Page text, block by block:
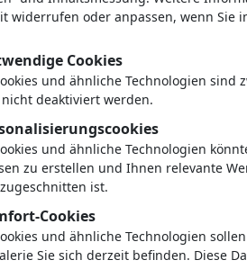
FASCHISTISCHE
SCHWEINE SIND DA!
widerrufen oder anpassen, wenn Sie
Cookies
und ähnliche Technologien
nicht deaktiviert werden.
und ähnliche Technologien
zu erstellen und Ihnen relevante
ist.
Cookies
und ähnliche Technologien
Sie sich derzeit befinden. Diese